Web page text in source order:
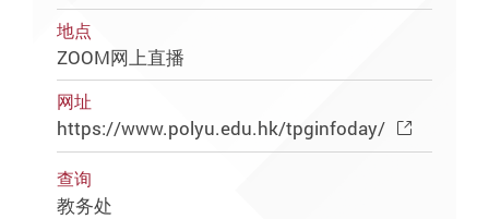
地点
ZOOM网上直播
网址
https://www.polyu.edu.hk/tpginfoday/
查询
教务处